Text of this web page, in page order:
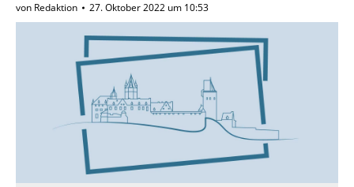
von Redaktion 27. Oktober 2022 um 10:53